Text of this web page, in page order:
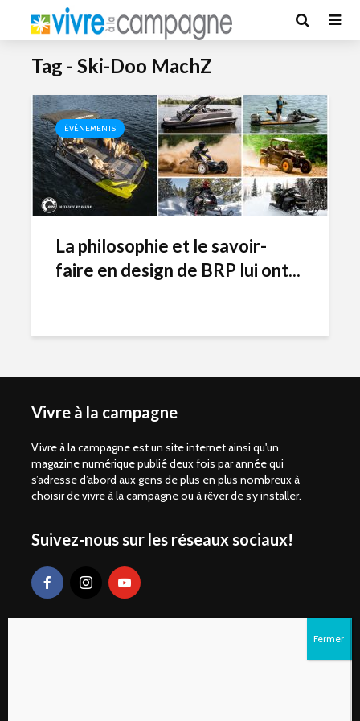
Tag - Ski-Doo MachZ
ÉVÉNEMENTS
La philosophie et le savoir-
faire en design de BRP lui ont...
Vivre à la campagne
Vivre à la campagne est un site internet ainsi qu'un
magazine numérique publié deux fois par année qui
s’adresse d’abord aux gens de plus en plus nombreux à
choisir de vivre à la campagne ou à rêver de s’y installer.
Suivez-nous sur les réseaux sociaux!